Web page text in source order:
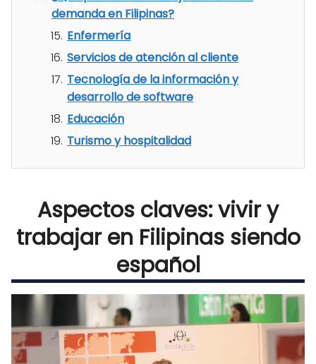
demanda en Filipinas?
Enfermería
Servicios de atención al cliente
Tecnología de la información y
desarrollo de software
Educación
Turismo y hospitalidad
Aspectos claves: vivir y
trabajar en Filipinas siendo
español